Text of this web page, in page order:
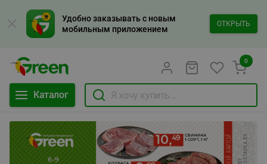
Удобно заказывать с новым
мобильным приложением
ОТКРЫТЬ
Каталог
0